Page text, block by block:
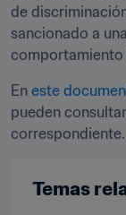
de
sancionado a
comportamiento
En este
pueden
correspondiente.
Temas